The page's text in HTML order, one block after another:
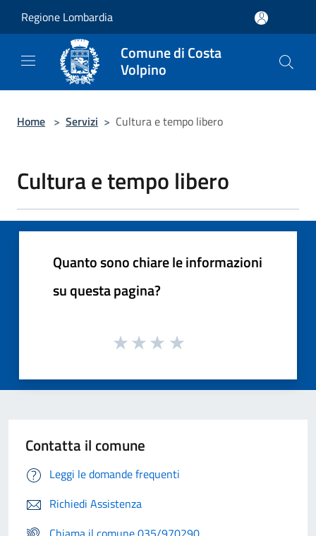
Regione Lombardia
Comune di Costa
Volpino
Home > Servizi > Cultura e tempo libero
Cultura e tempo libero
Quanto sono chiare le informazioni
su questa pagina?
Contatta il comune
Leggi le domande frequenti
Richiedi Assistenza